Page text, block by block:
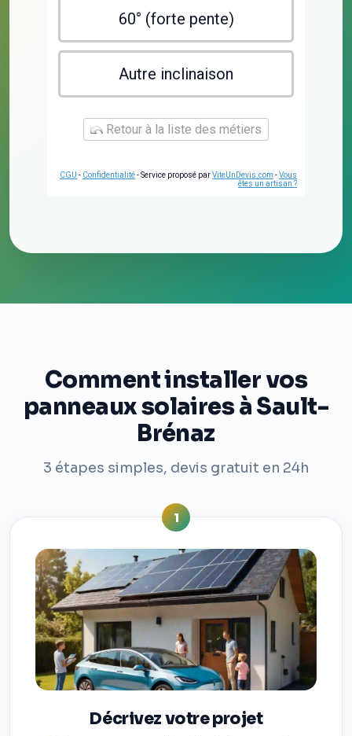
60° (forte pente)
Autre inclinaison
Retour à la liste des métiers
CGU - Confidentialité- Service proposé parViteUnDevis.com -Vous
êtes un artisan ?
Comment installer vos
panneaux solaires à Sault-
Brénaz
3 étapes simples, devis gratuit en 24h
1
Décrivez votre projet